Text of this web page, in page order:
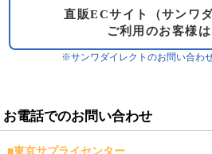
直販ECサイト（サンワ
ご利用のお客様
※サンワダイレクトのお問い合わ
お電話でのお問い合わせ
■東京サプライセンター